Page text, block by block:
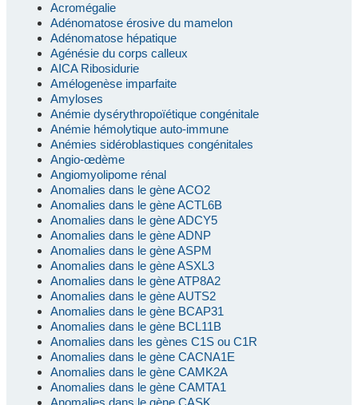
Acromégalie
Adénomatose érosive du mamelon
Adénomatose hépatique
Agénésie du corps calleux
AICA Ribosidurie
Amélogenèse imparfaite
Amyloses
Anémie dysérythropoïétique congénitale
Anémie hémolytique auto-immune
Anémies sidéroblastiques congénitales
Angio-œdème
Angiomyolipome rénal
Anomalies dans le gène ACO2
Anomalies dans le gène ACTL6B
Anomalies dans le gène ADCY5
Anomalies dans le gène ADNP
Anomalies dans le gène ASPM
Anomalies dans le gène ASXL3
Anomalies dans le gène ATP8A2
Anomalies dans le gène AUTS2
Anomalies dans le gène BCAP31
Anomalies dans le gène BCL11B
Anomalies dans les gènes C1S ou C1R
Anomalies dans le gène CACNA1E
Anomalies dans le gène CAMK2A
Anomalies dans le gène CAMTA1
Anomalies dans le gène CASK